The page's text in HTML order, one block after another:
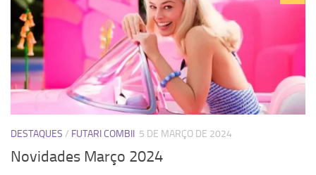
DESTAQUES / FUTARI COMBII 5 DE MARÇO DE 2024
Novidades Março 2024